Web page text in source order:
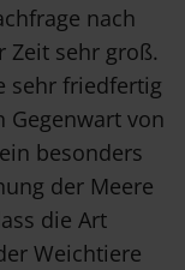
nach
Zeit sehr groß.
sehr friedfertig
von
besonders
der Meere
die Art
Weichtiere